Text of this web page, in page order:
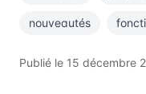
nouveautés
Publié le 15 décembre